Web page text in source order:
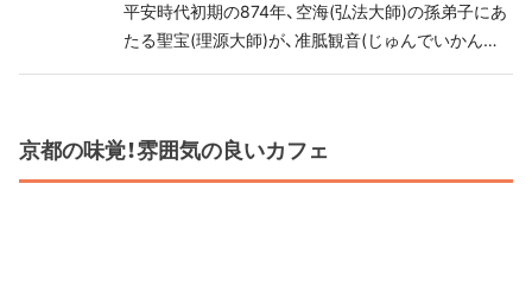
平安時代初期の874年、空海(弘法大師)の孫弟子にあ
たる聖宝(理源大師)が、准胝観音(じゅんでいかんの
が自らの祈願寺とすると共に手厚い庇護を与え様々
な御堂が建立(こんりゅう)され発展したが、応仁の乱
京都の味覚！雰囲気の良いカフェ